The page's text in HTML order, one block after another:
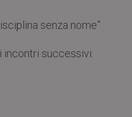
senza nome”
incontri successivi: